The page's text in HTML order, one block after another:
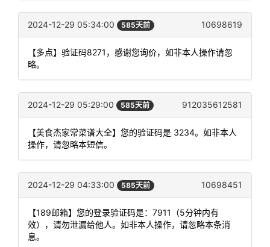
2024-12-29 05:34:00 585天前 10698619
【多点】验证码8271，感谢您询价，如非本人操作请忽
略。
2024-12-29 05:29:00 585天前 912035612581
【美食杰家常菜谱大全】您的验证码是 3234。如非本人
操作，请忽略本短信。
2024-12-29 04:33:00 585天前 10698451
【189邮箱】您的登录验证码是：7911（5分钟内有
效），请勿泄漏给他人。如非本人操作，请忽略本条消
息。